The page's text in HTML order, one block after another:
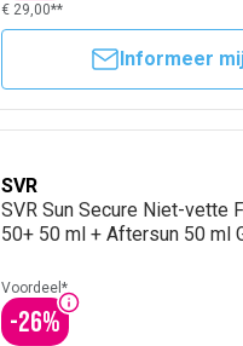
€ 29,00**
Informeer
SVR
SVR Sun Secure Niet-vette
50+ 50 ml + Aftersun 50 ml
Voordeel*
-26%